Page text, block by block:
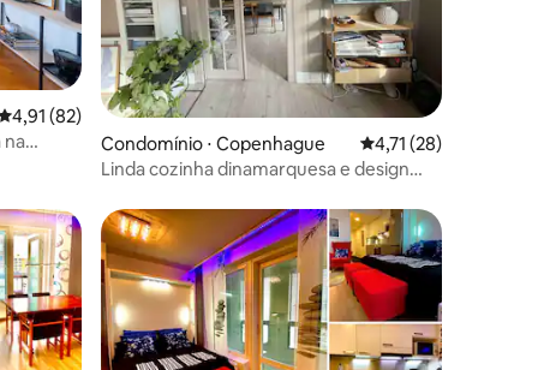
de uma avaliação média de 5, 82 avaliações
4,91 (82)
na
Condomínio ⋅ Copenhague 4,71 de uma
4,71 (28)
Linda cozinha dinamarquesa e design